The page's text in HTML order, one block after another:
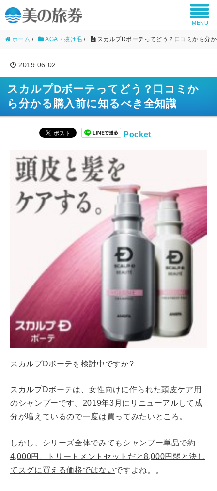
MENU
ホーム / AGA・抜け毛 / スカルプDボーテってどう？口コミから分
2019.06.02
スカルプDボーテってどう？口コミか
ら分かる購入前に知るべき全知識
Pocket
スカルプDボーテを検討中ですか?
スカルプDボーテは、女性向けに作られた頭皮ケア用
のシャンプーです。2019年3月にリニューアルして成
分が増えているので一度は買ってみたいところ。
しかし、シリーズ全体でみても シャンプー単品で約
4,000円、トリートメントセットだと8,000円弱と決し
てスグに買える価格ではないですよね。。